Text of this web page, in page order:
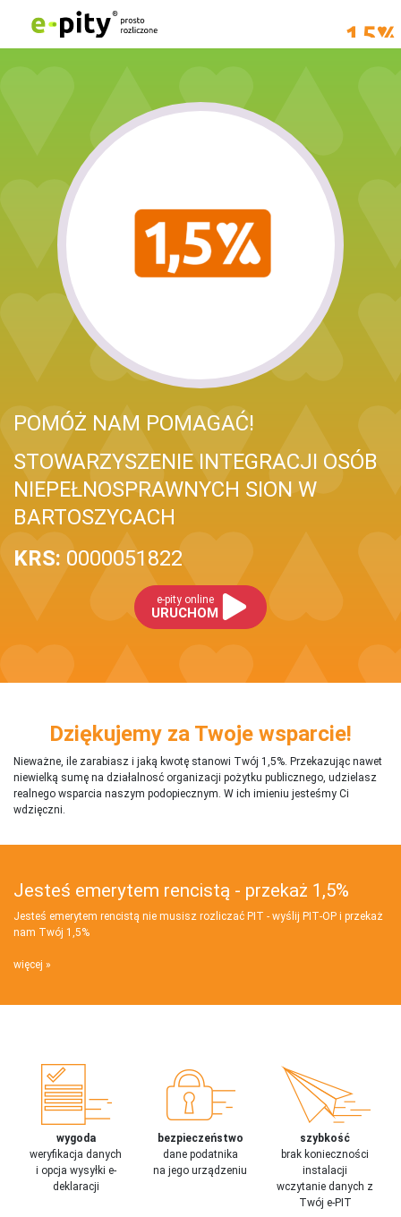
POMÓŻ NAM POMAGAĆ!
STOWARZYSZENIE INTEGRACJI OSÓB
NIEPEŁNOSPRAWNYCH SION W
BARTOSZYCACH
KRS: 0000051822
e-pity online
URUCHOM
Dziękujemy za Twoje wsparcie!
Nieważne, ile zarabiasz i jaką kwotę stanowi Twój 1,5%. Przekazując nawet
niewielką sumę na działalnosć organizacji pożytku publicznego, udzielasz
realnego wsparcia naszym podopiecznym. W ich imieniu jesteśmy Ci
wdzięczni.
Jesteś emerytem rencistą - przekaż 1,5%
Jesteś emerytem rencistą nie musisz rozliczać PIT - wyślij PIT‑OP i przekaż
nam Twój 1,5%
więcej
wygoda
weryfikacja danych
i opcja wysyłki e-
deklaracji
bezpieczeństwo
dane podatnika
na jego urządzeniu
szybkość
brak konieczności
instalacji
wczytanie danych z
Twój e-PIT